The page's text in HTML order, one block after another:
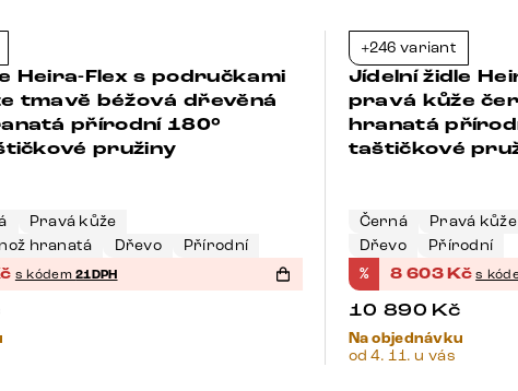
Heira-Flex s područkami
tmavě béžová dřevěná
přírodní 180°
pružiny
Pravá kůže
hranatá
Dřevo Přírodní
s kódem21DPH
+246 variant
Jídelní židle
pravá kůže
hranatá
taštičkové
Černá Pravá kůže
Dřevo
Přírodní
% 8 603Kč s
10 890 Kč
Na objednávku
od 4. 11. u vás